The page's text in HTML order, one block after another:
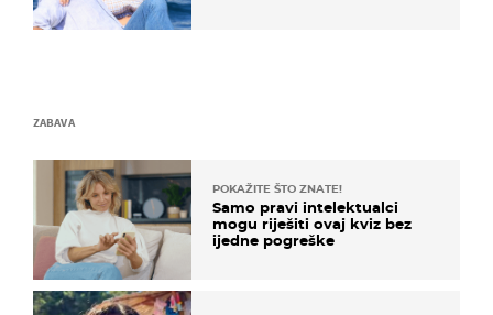
ZABAVA
POKAŽITE ŠTO ZNATE!
Samo pravi intelektualci
mogu riješiti ovaj kviz bez
ijedne pogreške